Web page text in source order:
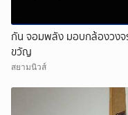
กัน จอมพลัง มอบกล้องวงจ
ขวัญ
สยามนิวส์